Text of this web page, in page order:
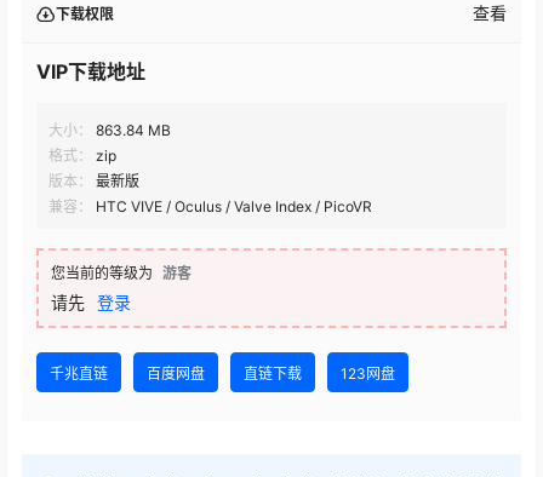
下载权限 查看
VIP下载地址
大小：
863.84 MB
格式：
zip
版本：
最新版
兼容：
HTC VIVE / Oculus / Valve Index / PicoVR
您当前的等级为 游客
请先 登录
千兆直链 百度网盘 直链下载 123网盘